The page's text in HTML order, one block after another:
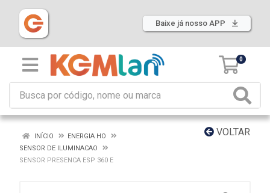
Baixe já nosso APP
0
VOLTAR
INÍCIO
ENERGIA HO
SENSOR DE ILUMINACAO
SENSOR PRESENCA ESP 360 E